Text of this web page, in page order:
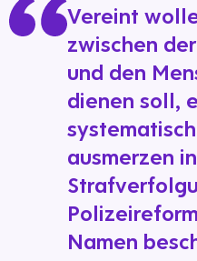
Vereint
zwischen
und den
dienen soll,
ausmerzen
Namen